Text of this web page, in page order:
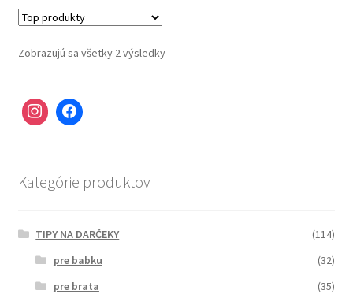
Zobrazujú sa všetky 2 výsledky
Kategórie produktov
TIPY NA DARČEKY
(114)
pre babku
(32)
pre brata
(35)